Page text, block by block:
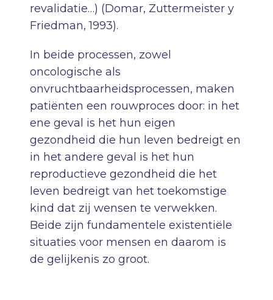
revalidatie…) (Domar, Zuttermeister y
Friedman, 1993).
In beide processen, zowel
oncologische als
onvruchtbaarheidsprocessen, maken
patiënten een rouwproces door: in het
ene geval is het hun eigen
gezondheid die hun leven bedreigt en
in het andere geval is het hun
reproductieve gezondheid die het
leven bedreigt van het toekomstige
kind dat zij wensen te verwekken.
Beide zijn fundamentele existentiële
situaties voor mensen en daarom is
de gelijkenis zo groot.